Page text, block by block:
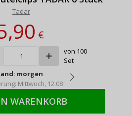
Tadar
€
von 100
Set
morgen
Mittwoch, 12.08
WARENKORB